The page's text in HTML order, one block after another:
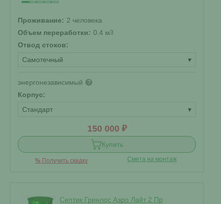
Проживание: 2 человека
Объем переработки: 0.4 м3
Отвод стоков:
Самотечный
▾
энергонезависимый ?
Корпус:
Стандарт
▾
150 000 ₽
Купить
% Получить скидку Смета на монтаж
Септик Гринлос Аэро Лайт 2 Пр